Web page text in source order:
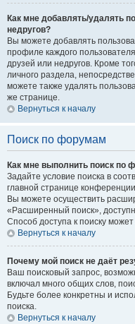
Как мне добавлять/удалять
недругов?
Вы можете добавлять
профиле каждого
друзей или недругов. Кроме
личного раздела,
можете также удалять
же странице.
Вернуться к началу
Поиск по форумам
Как мне выполнить поиск
Задайте условие поиска в
главной странице
Вы можете осуществить
«Расширенный поиск»,
Способ доступа к поиску
Вернуться к началу
Почему мой поиск не даёт
Ваш поисковый запрос,
включал много общих слов,
Будьте более конкретны и
поиска.
Вернуться к началу